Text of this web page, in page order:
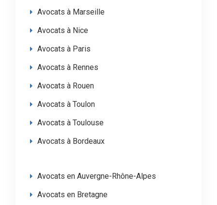
Avocats à Marseille
Avocats à Nice
Avocats à Paris
Avocats à Rennes
Avocats à Rouen
Avocats à Toulon
Avocats à Toulouse
Avocats à Bordeaux
Avocats en Auvergne-Rhône-Alpes
Avocats en Bretagne